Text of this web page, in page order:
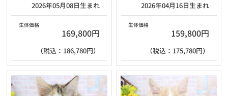
2026年05月08日生まれ
生体価格
169,800円
（税込：186,780円）
2026年04月16日生まれ
生体価格
159,800円
（税込：175,780円）